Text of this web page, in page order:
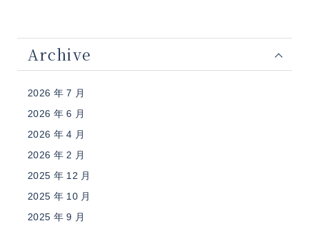
Archive
2026 年 7 月
2026 年 6 月
2026 年 4 月
2026 年 2 月
2025 年 12 月
2025 年 10 月
2025 年 9 月